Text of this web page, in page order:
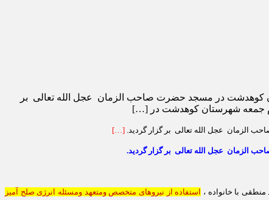
کوهدشت در مسجد حضرت صاحب الزمان عجل الله تعالی بر
جمعه شهرستان کوهدشت در […]
الزمان عجل الله تعالی بر گزار گردید. […]
الزمان عجل الله تعالی بر گزار گردید.
با خانواده ، استفاده از نیروهای متخصص ومتعهد ومسئله انرژی صلح آمیز